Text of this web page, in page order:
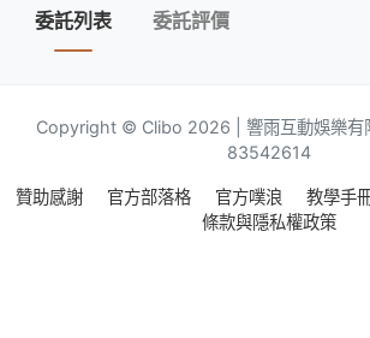
委託列表 委託評價
Copyright © Clibo 2026 | 響雨互動娛樂有
83542614
贊助感謝 官方部落格 官方噗浪 教學手
條款與隱私權政策